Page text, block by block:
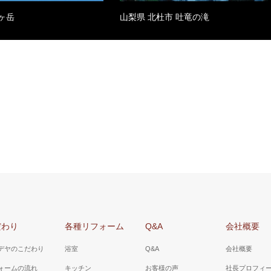
岳 山梨県 北杜市 吐竜の滝
り
ヤのこだわり
ームの流れ
各種リフォーム
浴室
キッチン
Q&A
Q&A
お客様の声
会社概要
会社概要
社長プロフィ